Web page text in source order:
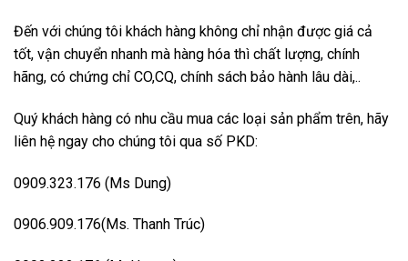
Đến với chúng tôi khách hàng không chỉ nhận được giá cả
tốt, vận chuyển nhanh mà hàng hóa thì chất lượng, chính
hãng, có chứng chỉ CO,CQ, chính sách bảo hành lâu dài,..
Quý khách hàng có nhu cầu mua các loại sản phẩm trên, hãy
liên hệ ngay cho chúng tôi qua số PKD:
0909.323.176 (Ms Dung)
0906.909.176(Ms. Thanh Trúc)